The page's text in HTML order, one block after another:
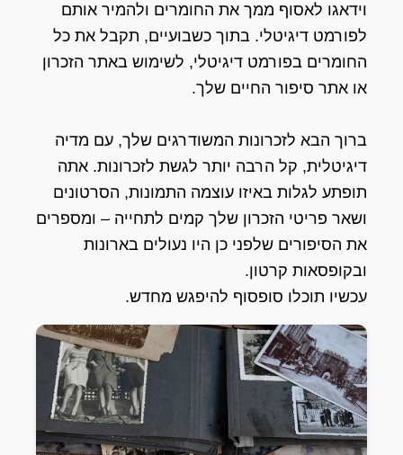
וידאגו לאסוף ממך את החומרים ולהמיר אותם
לפורמט דיגיטלי. בתוך כשבועיים, תקבל את כל
החומרים בפורמט דיגיטלי, לשימוש באתר הזכרון
או אתר סיפור החיים שלך.
ברוך הבא לזכרונות המשודרגים שלך, עם מדיה
דיגיטלית, קל הרבה יותר לגשת לזכרונות. אתה
תופתע לגלות באיזו עוצמה התמונות, הסרטונים
ושאר פריטי הזכרון שלך קמים לתחייה – ומספרים
את הסיפורים שלפני כן היו נעולים בארונות
ובקופסאות קרטון.
עכשיו תוכלו סופסוף להיפגש מחדש.